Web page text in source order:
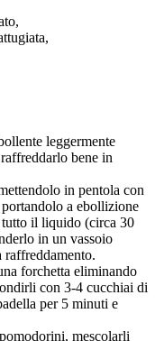
leggermente
bene in
in pentola con
a ebollizione
tutto il liquido (circa 30
in un vassoio
raffreddamento.
forchetta eliminando
con 3-4 cucchiai di
per 5 minuti e
mescolarli